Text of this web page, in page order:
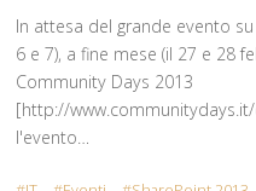
In attesa del grande evento
6 e 7), a fine mese (il 27 e 28
Community Days 2013
[http://
l'evento…